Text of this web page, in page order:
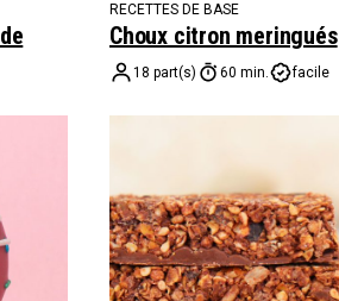
RECETTES DE BASE
Choux citron meringués
18 part(s) 60 min. facile